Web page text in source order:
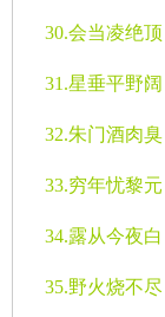
30.会当凌绝顶
31.星垂平野阔
32.朱门酒肉臭
33.穷年忧黎元
34.露从今夜白
35.野火烧不尽